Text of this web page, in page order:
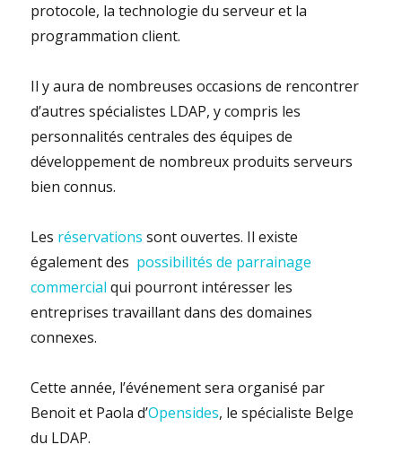
protocole, la technologie du serveur et la
programmation client.
Il y aura de nombreuses occasions de rencontrer
d’autres spécialistes LDAP, y compris les
personnalités centrales des équipes de
développement de nombreux produits serveurs
bien connus.
Les réservations sont ouvertes. Il existe
également des possibilités de parrainage
commercial qui pourront intéresser les
entreprisestravaillant dans des domaines
connexes.
Cette année, l’événement sera organisé par
Benoit et Paola d’Opensides, le spécialiste Belge
du LDAP.